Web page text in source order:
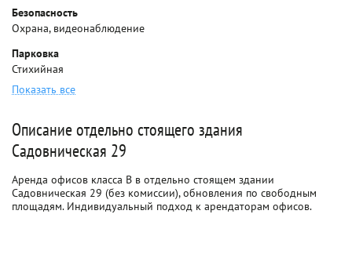
Безопасность
Охрана, видеонаблюдение
Парковка
Стихийная
Показать все
Описание отдельно стоящего здания
Садовническая 29
Аренда офисов класса B в отдельно стоящем здании
Садовническая 29 (без комиссии), обновления по свободным
площадям. Индивидуальный подход к арендаторам офисов.